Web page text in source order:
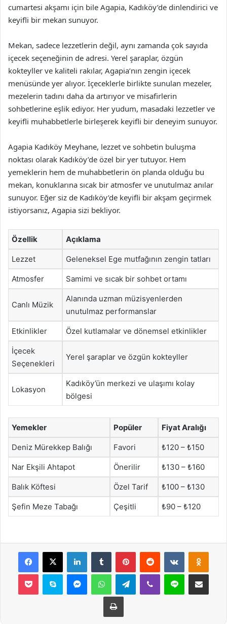
cumartesi akşamı için bile Agapia, Kadıköy’de dinlendirici ve
keyifli bir mekan sunuyor.
Mekan, sadece lezzetlerin değil, aynı zamanda çok sayıda
içecek seçeneğinin de adresi. Yerel şaraplar, özgün
kokteyller ve kaliteli rakılar, Agapia’nın zengin içecek
menüsünde yer alıyor. İçeceklerle birlikte sunulan mezeler,
mezelerin tadını daha da artırıyor ve misafirlerin
sohbetlerine eşlik ediyor. Her yudum, masadaki lezzetler ve
keyifli muhabbetlerle birleşerek keyifli bir deneyim sunuyor.
Agapia Kadıköy Meyhane, lezzet ve sohbetin buluşma
noktası olarak Kadıköy’de özel bir yer tutuyor. Hem
yemeklerin hem de muhabbetlerin ön planda olduğu bu
mekan, konuklarına sıcak bir atmosfer ve unutulmaz anılar
sunuyor. Eğer siz de Kadıköy’de keyifli bir akşam geçirmek
istiyorsanız, Agapia sizi bekliyor.
Özellik Açıklama
Lezzet Geleneksel Ege mutfağının zengin tatları
Atmosfer Samimi ve sıcak bir sohbet ortamı
Canlı Müzik
Alanında uzman müzisyenlerden
unutulmaz performanslar
Etkinlikler Özel kutlamalar ve dönemsel etkinlikler
İçecek
Seçenekleri
Yerel şaraplar ve özgün kokteyller
Lokasyon
Kadıköy’ün merkezi ve ulaşımı kolay
bölgesi
Yemekler Popüler Fiyat Aralığı
Deniz Mürekkep Balığı Favori ₺120 – ₺150
Nar Ekşili Ahtapot Önerilir ₺130 – ₺160
Balık Köftesi Özel Tarif ₺100 – ₺130
Şefin Meze Tabağı Çeşitli ₺90 – ₺120
Facebook
X LinkedInTumblr PinterestReddit VKontakte
Pocket Skype MessengerWhatsAppTelegramViber Line E-Posta ile
Yazdır